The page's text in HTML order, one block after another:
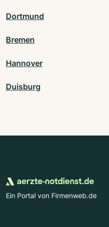
Dortmund
Bremen
Hannover
Duisburg
Ein Portal von Firmenweb.de